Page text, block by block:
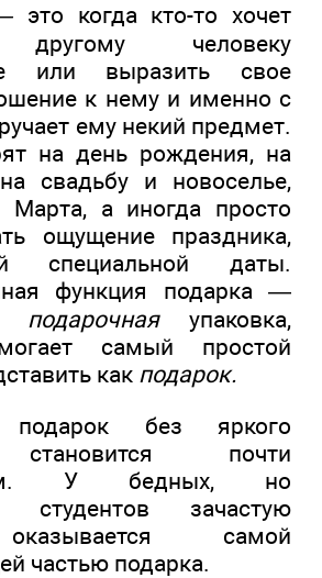
это когда кто-то хочет
другому человеку
или выразить свое
к нему и именно с
ему некий предмет.
на день рождения, на
свадьбу и новоселье,
а иногда просто
ощущение праздника,
специальной даты.
функция подарка —
подарочнаяупаковка,
самый простой
как подарок.
подарок без яркого
становится почти
У бедных, но
студентов зачастую
самой
частью подарка.